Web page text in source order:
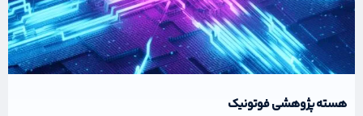
هسته پژوهشی فوتونیک